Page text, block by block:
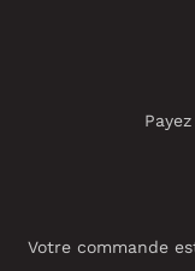
Votre commande